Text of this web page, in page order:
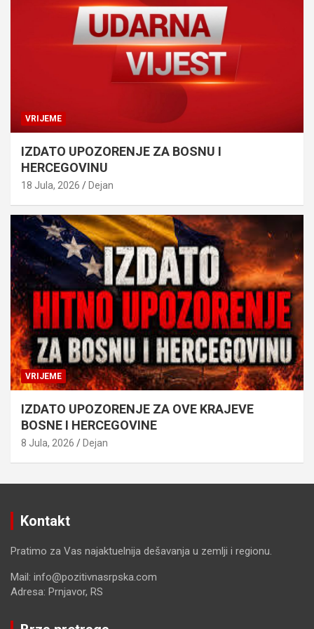
VRIJEME
IZDATO UPOZORENJE ZA BOSNU I
HERCEGOVINU
18 Jula, 2026 Dejan
VRIJEME
IZDATO UPOZORENJE ZA OVE KRAJEVE
BOSNE I HERCEGOVINE
8 Jula, 2026 Dejan
Kontakt
Pratimo za Vas najaktuelnija dešavanja u zemlji i regionu.
Mail: info@pozitivnasrpska.com
Adresa: Prnjavor, RS